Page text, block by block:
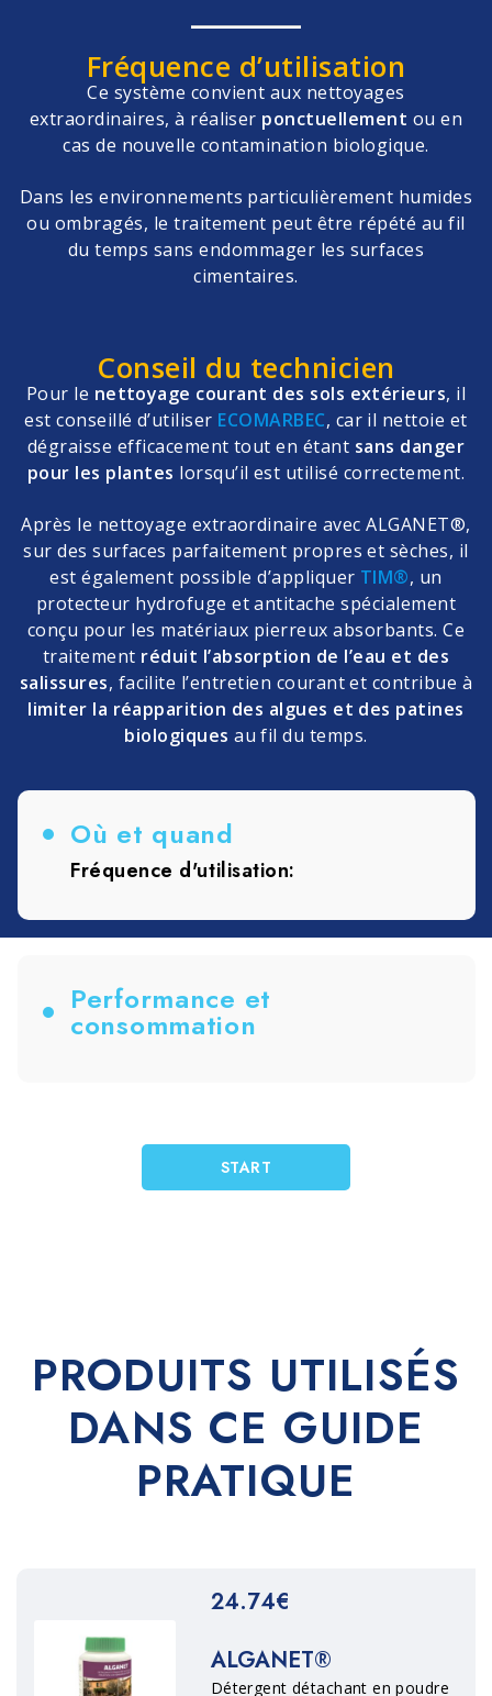
Fréquence d’utilisation
Ce système convient aux nettoyages
extraordinaires, à réaliser ponctuellement ou en
cas de nouvelle contamination biologique.
Dans les environnements particulièrement humides
ou ombragés, le traitement peut être répété au fil
du temps sans endommager les surfaces
cimentaires.
Conseil du technicien
Pour le nettoyage courant des sols extérieurs, il
est conseillé d’utiliser ECOMARBEC, car il nettoie et
dégraisse efficacement tout en étant sans danger
pour les plantes lorsqu’il est utilisé correctement.
Après le nettoyage extraordinaire avec ALGANET®,
sur des surfaces parfaitement propres et sèches, il
est également possible d’appliquer TIM®, un
protecteur hydrofuge et antitache spécialement
conçu pour les matériaux pierreux absorbants. Ce
traitement réduit l’absorption de l’eau et des
salissures, facilite l’entretien courant et contribue à
limiter la réapparition des algues et des patines
biologiques au fil du temps.
Où et quand
Fréquence d'utilisation:
Performance et
consommation
START
PRODUITS UTILISÉS
DANS CE GUIDE
PRATIQUE
24.74€
ALGANET®
Détergent détachant en poudre